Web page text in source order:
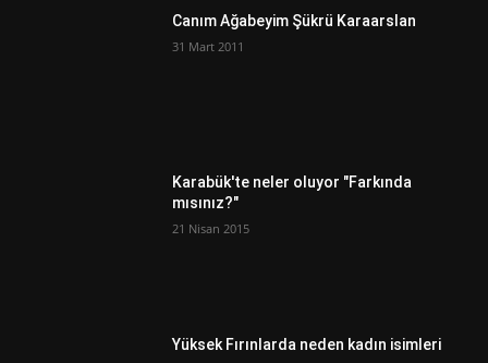
Canım Ağabeyim Şükrü Karaarslan
31 Mart 2011
Karabük'te neler oluyor "Farkında
mısınız?"
21 Nisan 2015
Yüksek Fırınlarda neden kadın isimleri